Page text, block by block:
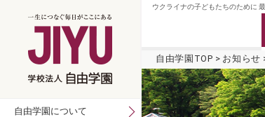
ウクライナの子どもたちのために
自由学園TOP お知らせ
自由学園について